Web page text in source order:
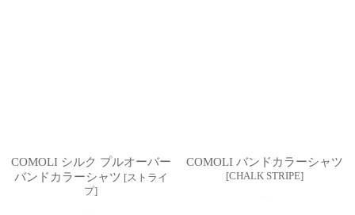
COMOLI シルク プルオーバー
バンドカラーシャツ [ストライ
プ]
COMOLI バンドカラーシャツ
[CHALK STRIPE]